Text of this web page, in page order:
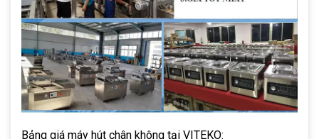
Bảng giá máy hút chân không tại VITEKO: